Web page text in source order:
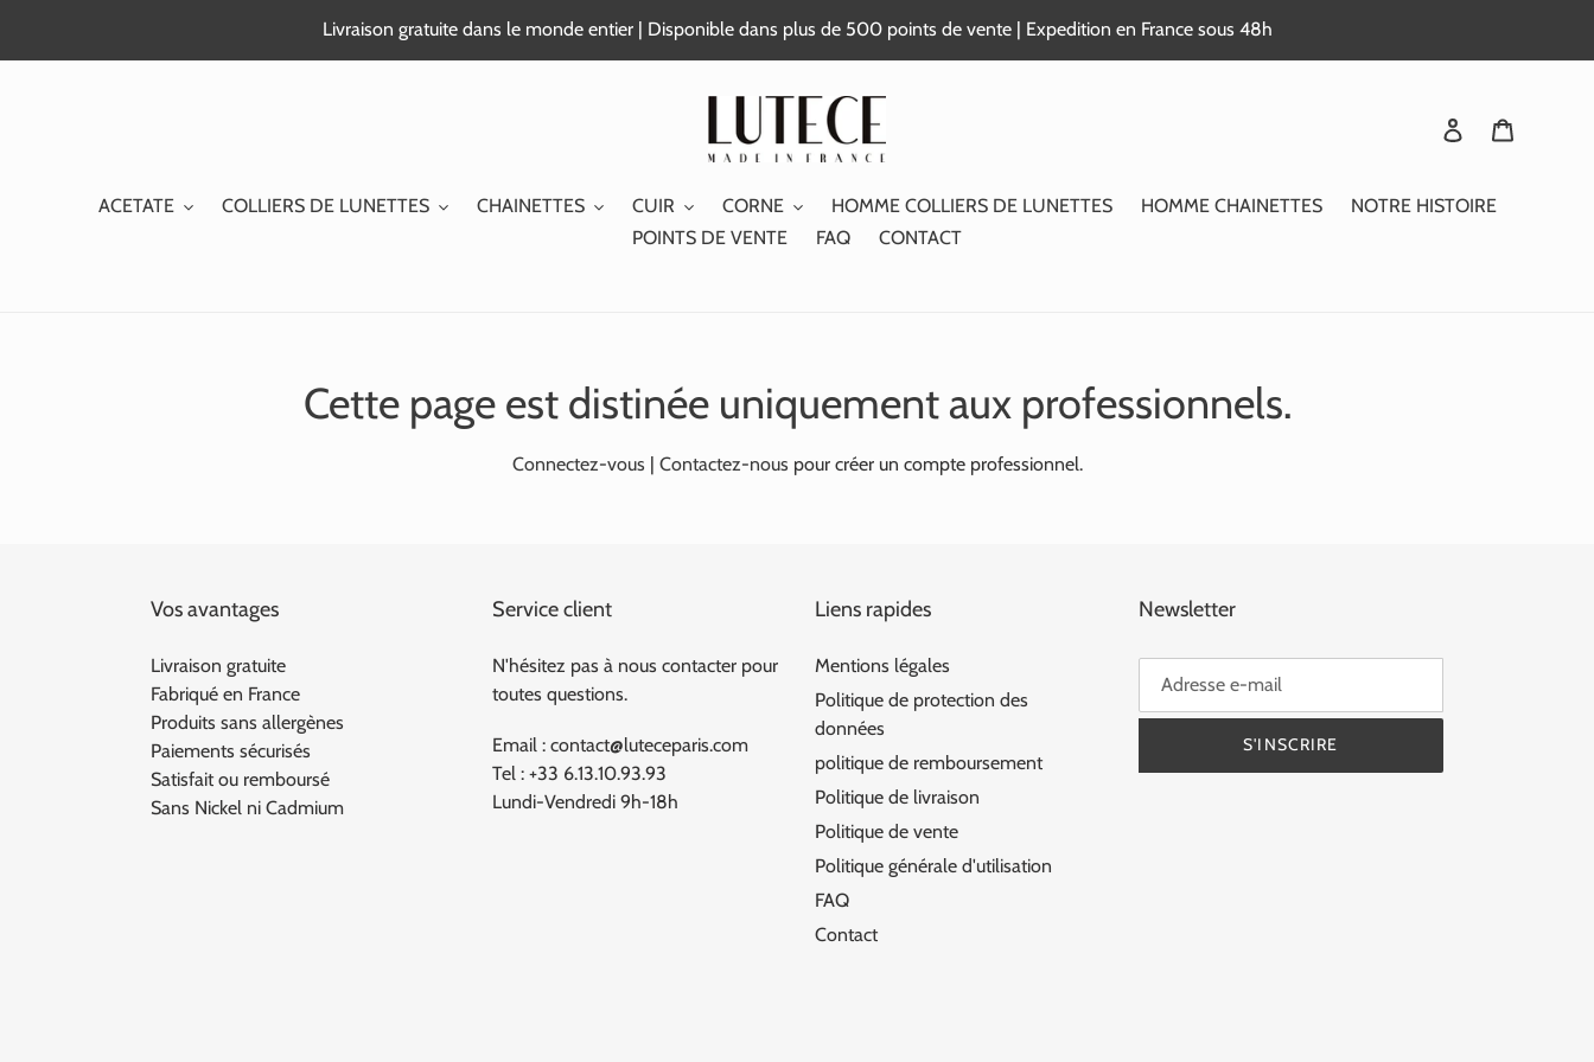
Livraison gratuite dans le monde entier | Disponible dans plus de 500 points de vente | Expedition en France sous 48h
Se connecter
ACETATE COLLIERS DE LUNETTES CHAINETTES CUIR CORNE HOMME COLLIERS DE LUNETTES HOMME CHAINETTES
NOTRE HISTOIRE
POINTS DE VENTE
FAQ CONTACT
Cette page est distinée uniquement aux professionnels.
Connectez-vous | Contactez-nous pour créer un compte professionnel.
Vos avantages
Livraison gratuite
Fabriqué en France
Produits sans allergènes
Paiements sécurisés
Satisfait ou remboursé
Sans Nickel ni Cadmium
Service client
N'hésitez pas à nous contacter pour
toutes questions.
Email : contact@luteceparis.com
Tel : +33 6.13.10.93.93
Lundi-Vendredi 9h-18h
Liens rapides
Mentions légales
Politique de protection des
données
politique de remboursement
Politique de livraison
Politique de vente
Politique générale d'utilisation
FAQ
Contact
Newsletter
S'INSCRIRE